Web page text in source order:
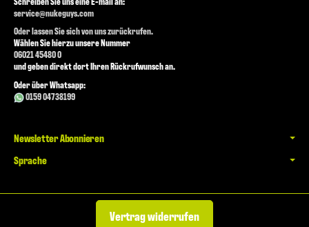
service@nukeguys.com
Oder lassen Sie sich von uns zurückrufen.
Wählen Sie hierzu unsere Nummer
06021 45480 0
und geben direkt dort Ihren Rückrufwunsch an.
Oder über Whatsapp:
0159 04738199
Newsletter Abonnieren
Sprache
Vertrag widerrufen